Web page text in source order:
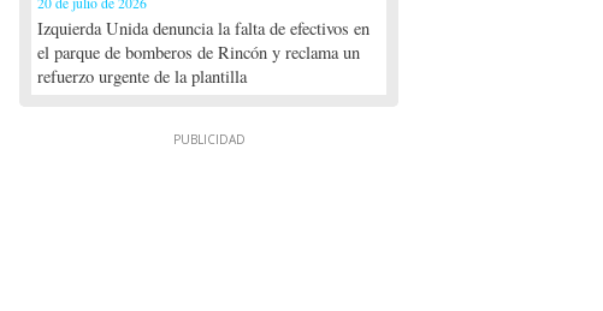
Izquierda Unida denuncia la falta de efectivos en
el parque de bomberos de Rincón y reclama un
refuerzo urgente de la plantilla